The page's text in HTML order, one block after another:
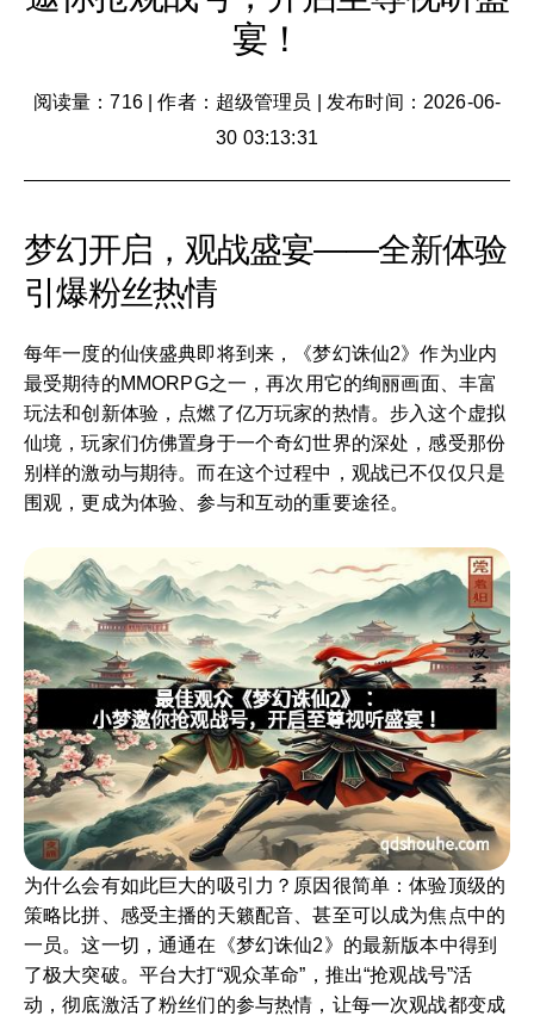
宴！
阅读量：716|作者：超级管理员
发布时间：2026-06-
30 03:13:31
梦幻开启，观战盛宴——全新体验
引爆粉丝热情
每年一度的仙侠盛典即将到来，《梦幻诛仙2》作为业内
最受期待的MMORPG之一，再次用它的绚丽画面、丰富
玩法和创新体验，点燃了亿万玩家的热情。步入这个虚拟
仙境，玩家们仿佛置身于一个奇幻世界的深处，感受那份
别样的激动与期待。而在这个过程中，观战已不仅仅只是
围观，更成为体验、参与和互动的重要途径。
为什么会有如此巨大的吸引力？原因很简单：体验顶级的
策略比拼、感受主播的天籁配音、甚至可以成为焦点中的
一员。这一切，通通在《梦幻诛仙2》的最新版本中得到
了极大突破。平台大打“观众革命”，推出“抢观战号”活
动，彻底激活了粉丝们的参与热情，让每一次观战都变成